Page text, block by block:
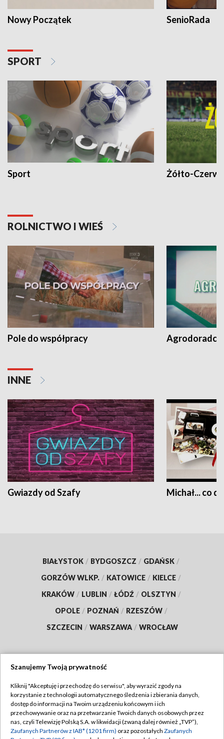
Nowy Początek SenioRada
SPORT
Sport Żółto-
ROLNICTWO I WIEŚ
Pole do współpracy Agrodoradcy
INNE
Gwiazdy od Szafy Michał... co
BIAŁYSTOK / BYDGOSZCZ / GDAŃSK /
GORZÓW WLKP. / KATOWICE / KIELCE /
KRAKÓW / LUBLIN / ŁÓDŹ / OLSZTYN /
OPOLE / POZNAŃ / RZESZÓW /
SZCZECIN / WARSZAWA / WROCŁAW
TVP
Abonament TVP
Emisja w TVP
Regulamin TVP
Polityka prywatności
Szanujemy Twoją prywatność
Kliknij "Akceptuję i przechodzę do serwisu", aby wyrazić zgody na
korzystanie z technologii automatycznego śledzenia i zbierania danych,
dostęp do informacji na Twoim urządzeniu końcowym i ich
przechowywanie oraz na przetwarzanie Twoich danych osobowych przez
nas, czyli Telewizję Polską S.A. w likwidacji (zwaną dalej również „TVP”),
Zaufanych Partnerów z IAB* (1201 firm) oraz pozostałych Zaufanych